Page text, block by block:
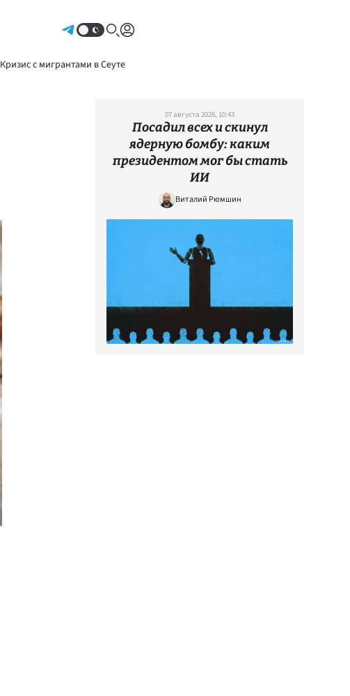
Кризис с мигрантами в Сеуте
07 августа 2026, 10:43
Посадил всех и скинул
ядерную бомбу: каким
президентом мог бы стать
ИИ
Виталий Рюмшин